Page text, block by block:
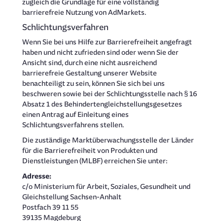
zugleich die Grundlage für eine vollständig
barrierefreie Nutzung von AdMarkets.
Schlichtungsverfahren
Wenn Sie bei uns Hilfe zur Barrierefreiheit angefragt
haben und nicht zufrieden sind oder wenn Sie der
Ansicht sind, durch eine nicht ausreichend
barrierefreie Gestaltung unserer Website
benachteiligt zu sein, können Sie sich bei uns
beschweren sowie bei der Schlichtungsstelle nach § 16
Absatz 1 des Behindertengleichstellungsgesetzes
einen Antrag auf Einleitung eines
Schlichtungsverfahrens stellen.
Die zuständige Marktüberwachungsstelle der Länder
für die Barrierefreiheit von Produkten und
Dienstleistungen (MLBF) erreichen Sie unter:
Adresse:
c/o Ministerium für Arbeit, Soziales, Gesundheit und
Gleichstellung Sachsen-Anhalt
Postfach 39 11 55
39135 Magdeburg